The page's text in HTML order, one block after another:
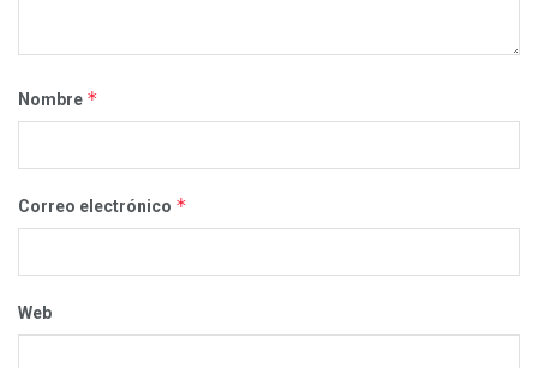
Nombre *
Correo electrónico *
Web